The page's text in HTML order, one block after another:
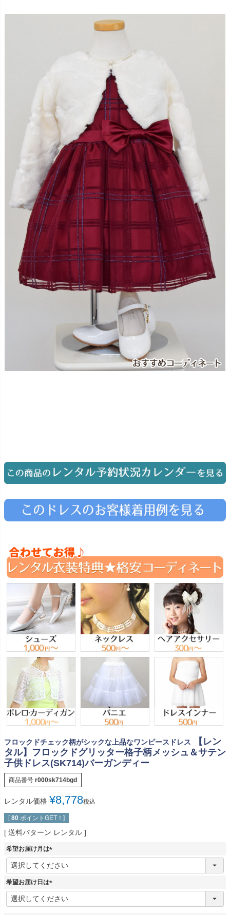
フロックドチェック柄がシックな上品なワンピースドレス
【レン
タル】フロックドグリッター格子柄メッシュ＆サテン
子供ドレス(SK714)バーガンディー
商品番号 r000sk714bgd
レンタル価格 ¥8,778税込
[ 80 ポイントGET！]
送料パターン レンタル
希望お届け月は
(
必
希望お届け日は
(
必